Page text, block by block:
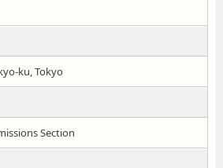
ku, Tokyo
Section